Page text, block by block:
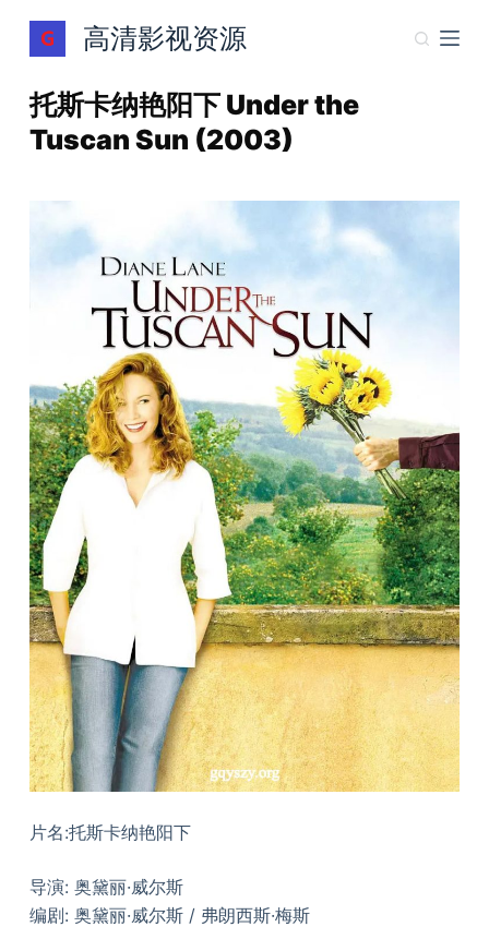
跳
过
容
高清影视资源
托斯卡纳艳阳下 Under the
Tuscan Sun (2003)
片名:托斯卡纳艳阳下
导演: 奥黛丽·威尔斯
编剧: 奥黛丽·威尔斯 / 弗朗西斯·梅斯